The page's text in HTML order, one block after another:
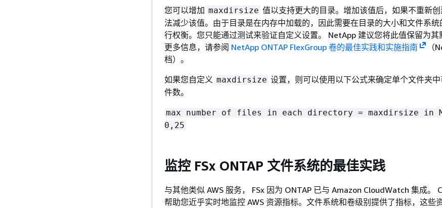
您可以增加 maxdirsize 值以支持更大的目录。增加该值后，如果不重新
法减少该值。由于目录是在内存中加载的，因此需要在目录的大小和文件系
行权衡。您只能通过测试来验证自定义设置。 NetApp 建议您将此值保留为其
更多信息，请参阅 NetApp ONTAP FlexGroup 卷的最佳实践和实施指南
（
档）。
如果您自定义 maxdirsize 设置，则可以使用以下公式来确定单个文件夹
件数。
max number of files in each directory = maxdirsize in
0,25
监控 FSx ONTAP 文件系统的最佳实践
与其他类似 AWS 服务， FSx 因为 ONTAP 已与 Amazon CloudWatch 集成。
帮助您近乎实时地监控 AWS 资源指标。文件系统和卷级别提供了指标，这些